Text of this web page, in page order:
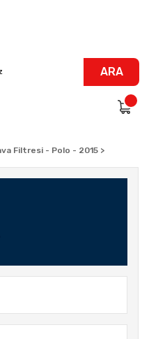
ARA
Filtresi - Polo - 2015 >